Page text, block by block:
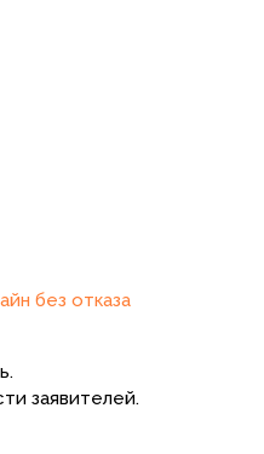
без отказа
заявителей.